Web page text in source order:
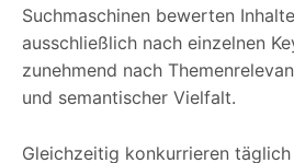
Suchmaschinen bewerten
ausschließlich nach einzelnen
zunehmend nach
und semantischer Vielfalt.
Gleichzeitig konkurrieren